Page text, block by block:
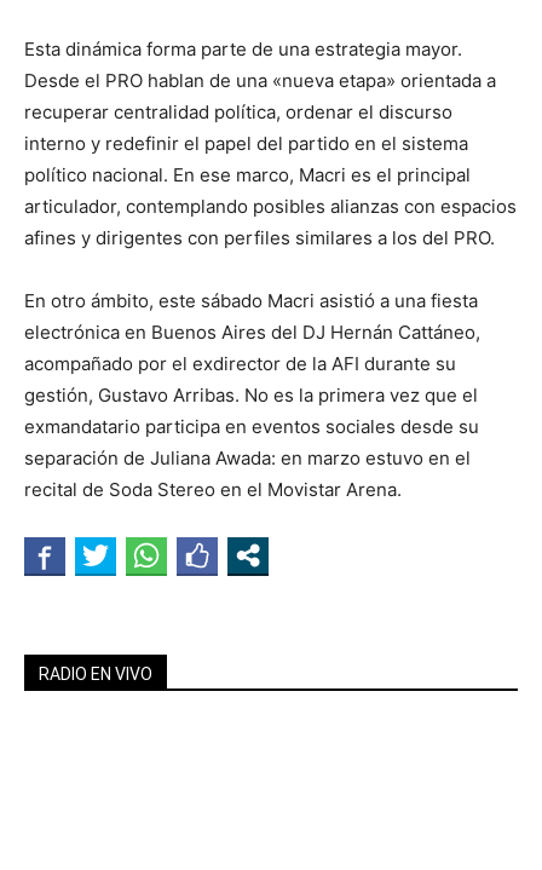
Esta dinámica forma parte de una estrategia mayor.
Desde el PRO hablan de una «nueva etapa» orientada a
recuperar centralidad política, ordenar el discurso
interno y redefinir el papel del partido en el sistema
político nacional. En ese marco, Macri es el principal
articulador, contemplando posibles alianzas con espacios
afines y dirigentes con perfiles similares a los del PRO.
En otro ámbito, este sábado Macri asistió a una fiesta
electrónica en Buenos Aires del DJ Hernán Cattáneo,
acompañado por el exdirector de la AFI durante su
gestión, Gustavo Arribas. No es la primera vez que el
exmandatario participa en eventos sociales desde su
separación de Juliana Awada: en marzo estuvo en el
recital de Soda Stereo en el Movistar Arena.
RADIO EN VIVO